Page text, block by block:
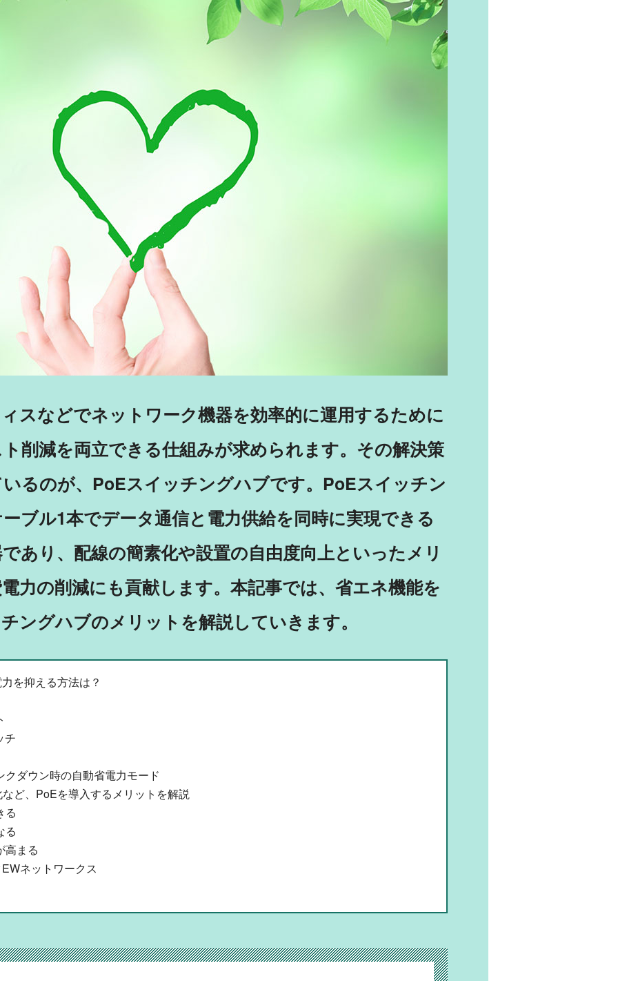
スなどでネットワーク機器を効率的に運用するために
削減を両立できる仕組みが求められます。その解決策
るのが、PoEスイッチングハブです。PoEスイッチン
ブル1本でデータ通信と電力供給を同時に実現できる
あり、配線の簡素化や設置の自由度向上といったメリ
力の削減にも貢献します。本記事では、省エネ機能を
ングハブのメリットを解説していきます。
を抑える方法は？
チ
クダウン時の自動省電力モード
ど、PoEを導入するメリットを解説
る
る
高まる
ネットワークス